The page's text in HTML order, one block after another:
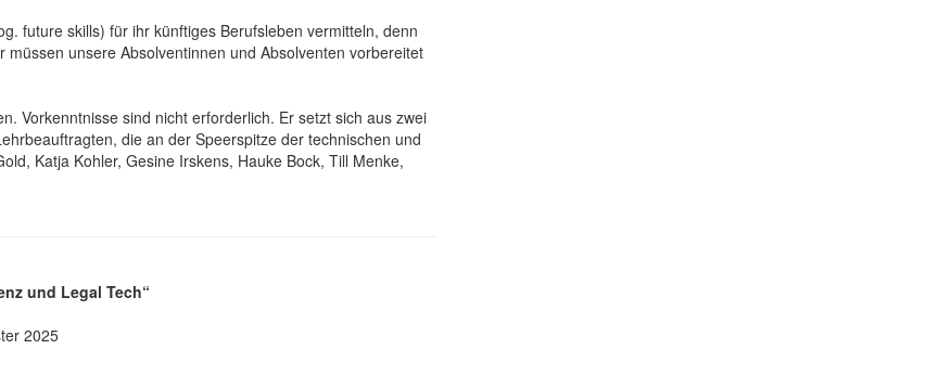
future skills) für ihr künftiges Berufsleben vermitteln, denn
unsere Absolventinnen und Absolventen vorbereitet
Vorkenntnisse sind nicht erforderlich. Er setzt sich aus zwei
die an der Speerspitze der technischen und
Katja Kohler, Gesine Irskens, Hauke Bock, Till Menke,
und Legal Tech“
2025